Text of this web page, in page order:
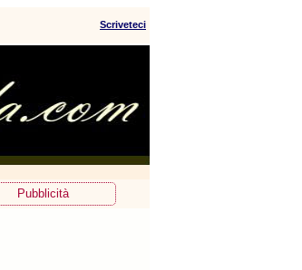
Scriveteci
Pubblicità